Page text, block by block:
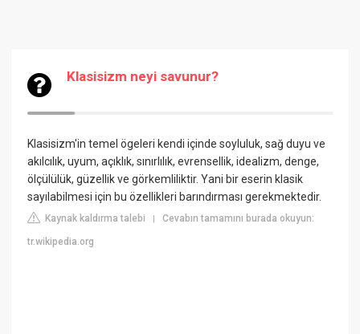
Klasisizm neyi savunur?
Klasisizm'in temel ögeleri kendi içinde soyluluk, sağ duyu ve
akılcılık, uyum, açıklık, sınırlılık, evrensellik, idealizm, denge,
ölçülülük, güzellik ve görkemliliktir. Yani bir eserin klasik
sayılabilmesi için bu özellikleri barındırması gerekmektedir.
Kaynak kaldırma talebi |Cevabın tamamını burada okuyun:
tr.wikipedia.org